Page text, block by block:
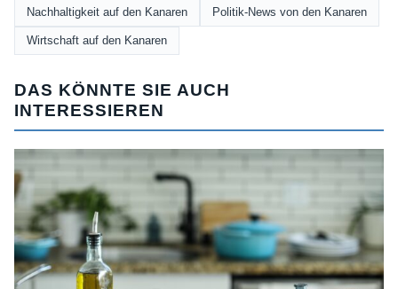
Nachhaltigkeit auf den Kanaren Politik-News von den Kanaren
Wirtschaft auf den Kanaren
DAS KÖNNTE SIE AUCH
INTERESSIEREN